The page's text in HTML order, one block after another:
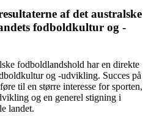
af det australske
fodboldkultur og -
fodboldlandshold har en direkte
og -udvikling. Succes på
til en større interesse for sporten,
og en generel stigning i
landet.